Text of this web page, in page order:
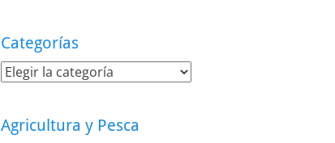
Categorías
Categorías
Agricultura y Pesca